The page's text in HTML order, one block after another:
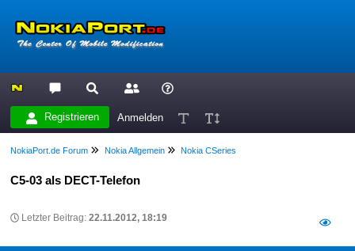
Registrieren Anmelden
NokiaPort.de Forum Nokia Allgemein Nokia CSeries
C5-03 als DECT-Telefon
Letzter Beitrag:22.11.2012, 18:19